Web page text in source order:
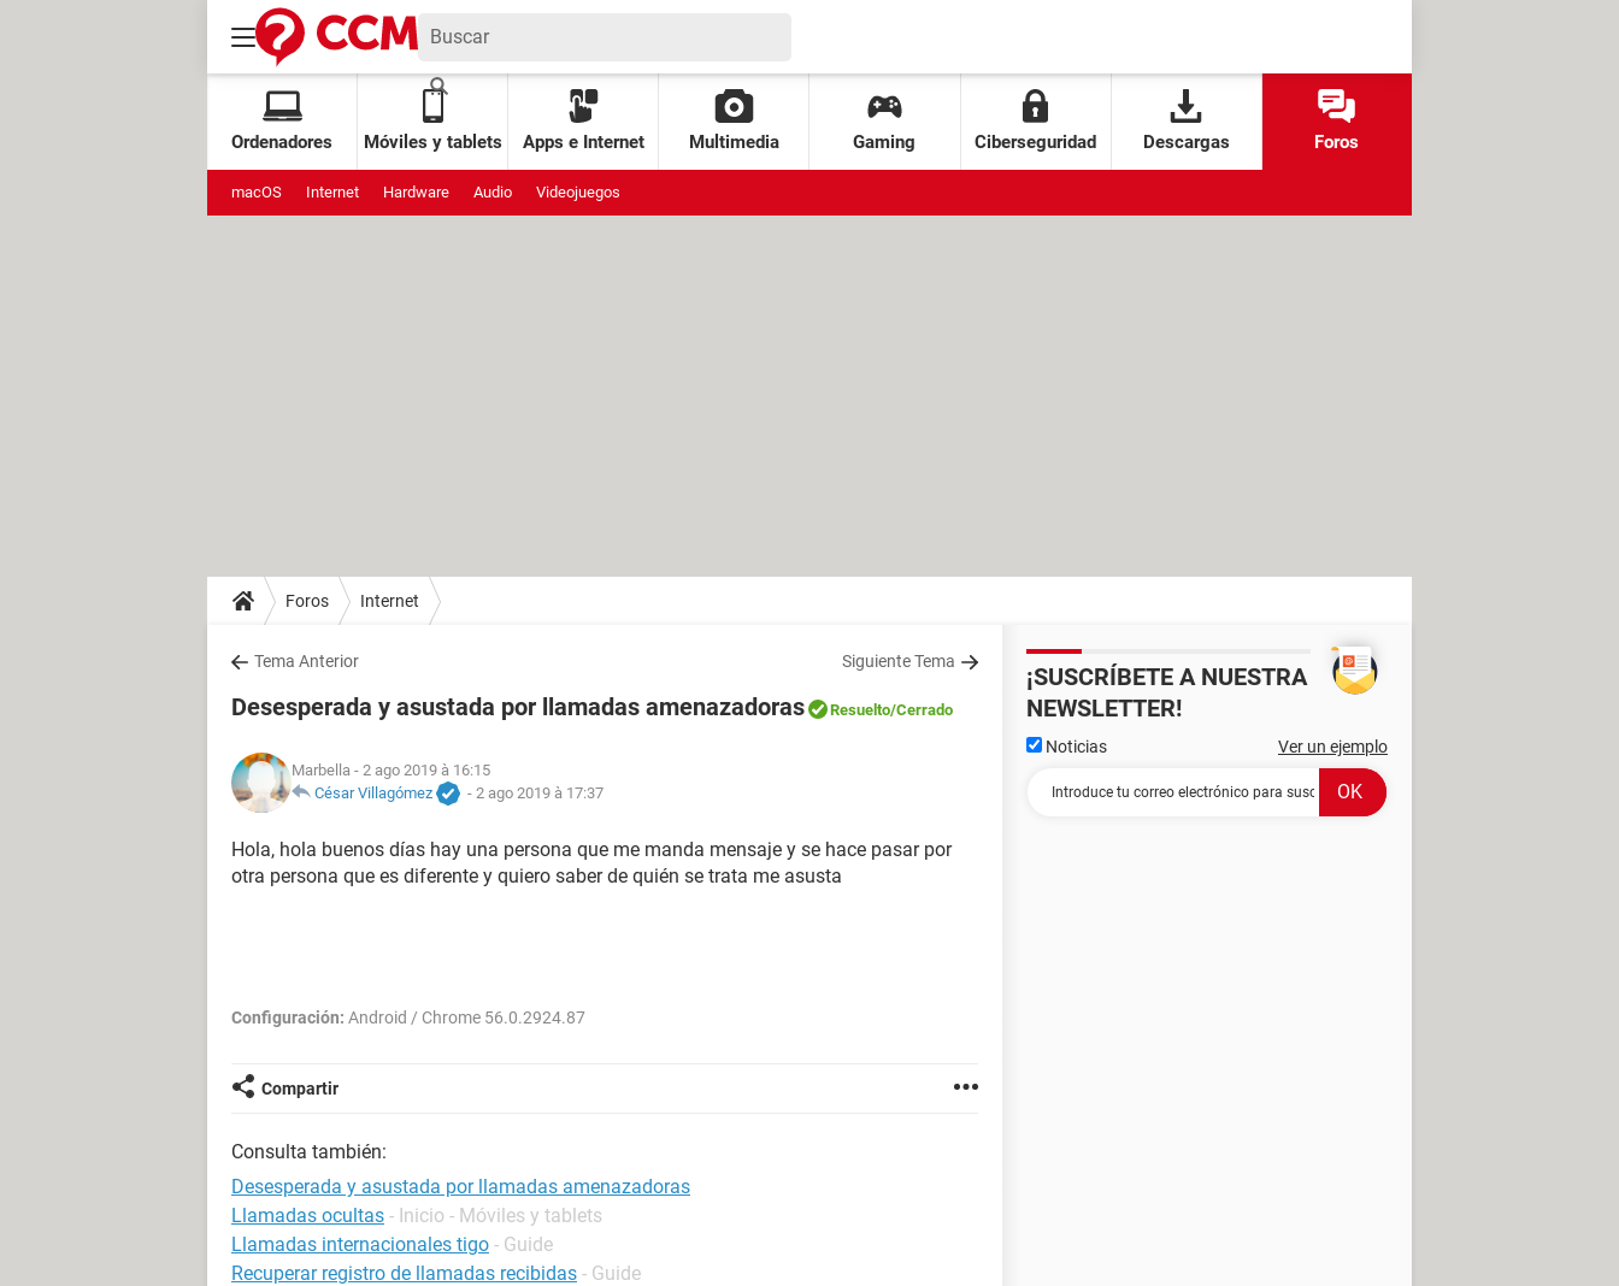
Ordenadores Móviles y tablets Apps e Internet Multimedia Gaming Ciberseguridad Descargas Foros
macOS Internet Hardware Audio Videojuegos
Foros Internet
Tema Anterior Siguiente Tema
Desesperada y asustada por llamadas amenazadoras Resuelto/Cerrado
Marbella - 2 ago 2019 à 16:15
César Villagómez
- 2 ago 2019 à 17:37
Hola, hola buenos días hay una persona que me manda mensaje y se hace pasar por
otra persona que es diferente y quiero saber de quién se trata me asusta
Configuración: Android / Chrome 56.0.2924.87
Compartir
Consulta también:
Desesperada y asustada por llamadas amenazadoras
Llamadas ocultas - Inicio - Móviles y tablets
Llamadas internacionales tigo - Guide
Recuperar registro de llamadas recibidas - Guide
¡SUSCRÍBETE A NUESTRA
NEWSLETTER!
Noticias Ver un ejemplo